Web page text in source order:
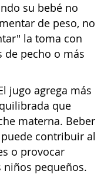
su bebé no
de peso, no
la toma con
pecho o más
jugo agrega más
que
materna. Beber
contribuir al
o provocar
niños pequeños.